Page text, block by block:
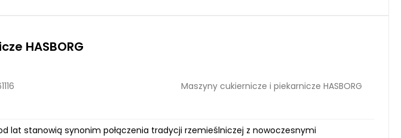
HASBORG
Maszyny cukiernicze i piekarnicze HASBORG
lat stanowią synonim połączenia tradycji rzemieślniczej z nowoczesnymi